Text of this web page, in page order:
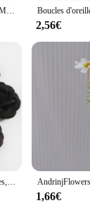
Boucles d'Oreilles Vintage en Métal avec Grandes Fleurs, Accessoires de Bijoux à la Mode, pour Document localité et Argenté, pour Déclaration Géométrique, pour Femme
2,56€
Têtes de fleurs artificielles roses, décoration d'intérieur, décoration de mariage, fausses fleurs, bricolage, couronne, scrapbooking, accessoire cadeau, 5 pièces
1,66€